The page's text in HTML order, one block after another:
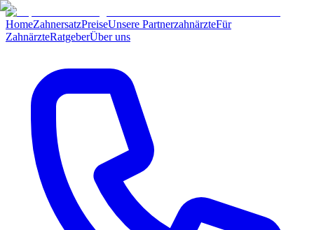
HomeZahnersatzPreiseUnsere PartnerzahnärzteFür
ZahnärzteRatgeberÜber uns